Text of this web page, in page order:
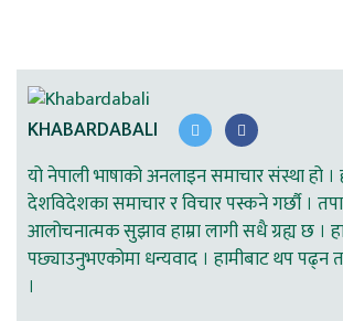
KHABARDABALI
यो नेपाली भाषाको अनलाइन समाचार संस्था हो
देशविदेशका समाचार र विचार पस्कने गर्छौ ।
आलोचनात्मक सुझाव हाम्रा लागी सधै ग्रह्य छ ।
पछ्याउनुभएकोमा धन्यवाद । हामीबाट थप पढ्न
।